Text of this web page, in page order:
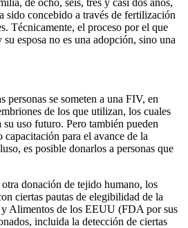
sido concebido a través de fertilización
Técnicamente, el proceso por el que
esposa no es una adopción, sino una
personas se someten a una FIV, en
de los que utilizan, los cuales
su uso futuro. Pero también pueden
capacitación para el avance de la
es posible donarlos a personas que
donación de tejido humano, los
ciertas pautas de elegibilidad de la
Alimentos de los EEUU (FDA por sus
incluida la detección de ciertas